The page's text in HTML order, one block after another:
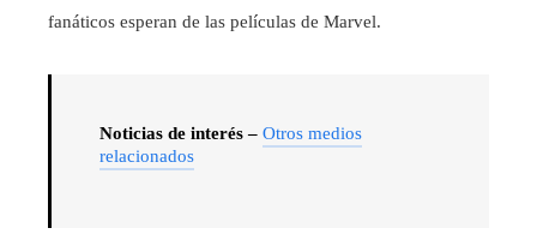
fanáticos esperan de las películas de Marvel.
Noticias de interés – Otros medios
relacionados